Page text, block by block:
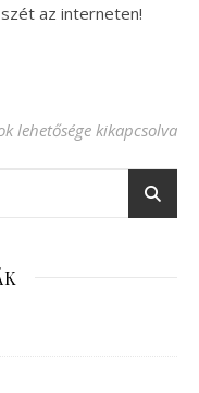
az interneten!
a látványos
lehetősége kikapcsolva